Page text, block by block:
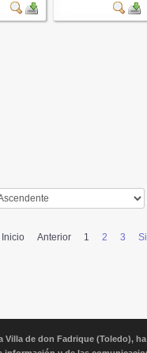
Inicio Anterior 1 2 3
de don Fadrique (Toledo),